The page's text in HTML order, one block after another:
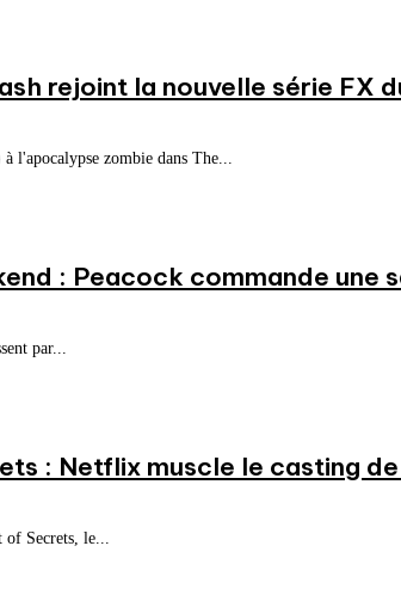
rejoint la nouvelle série FX
l'apocalypse zombie dans The...
: Peacock commande une
par...
: Netflix muscle le casting
Secrets, le...